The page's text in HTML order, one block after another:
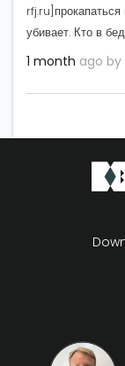
убивает. Кто в
1 month ago by